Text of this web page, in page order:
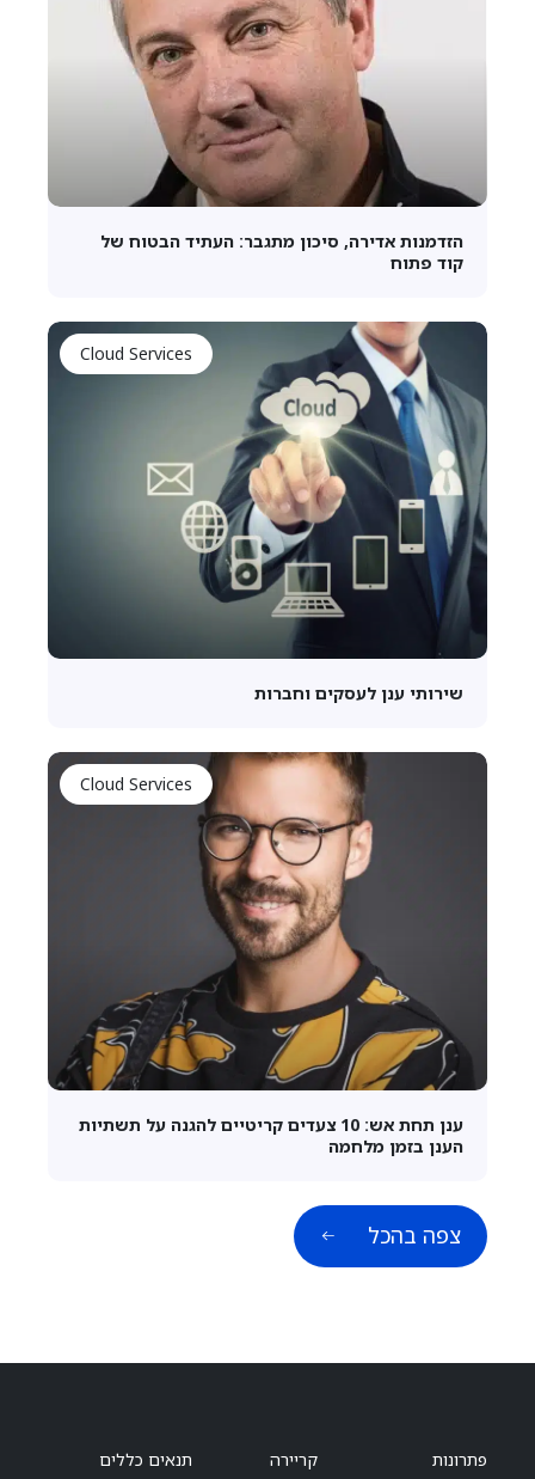
הזדמנות אדירה, סיכון מתגבר: העתיד הבטוח של
קוד פתוח
Cloud Services
שירותי ענן לעסקים וחברות
Cloud Services
ענן תחת אש: 10 צעדים קריטיים להגנה על תשתיות
הענן בזמן מלחמה
צפה בהכל
פתרונות
קריירה
תנאים כללים